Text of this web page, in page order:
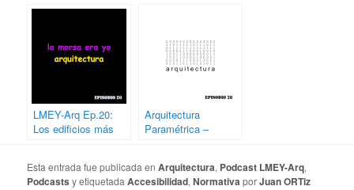
LMEY-Arq Ep.20:
Los edificios más
Arquitectura
Paramétrica –
Esta entrada fue publicada enArquitectura, Podcast LMEY-Arq,
Podcasts y etiquetadaAccesibilidad,NormativaporJuan ORTiz